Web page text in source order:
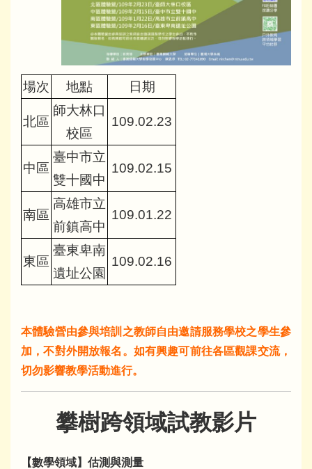
場次 地點 日期
北區
師大林口
校區
109.02.23
中區
臺中市立
雙十國中
109.02.15
南區
高雄市立
前鎮高中
109.01.22
東區
臺東卑南
遺址公園
109.02.16
本體驗營由參與培訓之教師自由邀請服務學校之學生參
加，不對外開放報名。如有興趣可前往各區觀課交流，
切勿影響教學活動進行。
攀樹跨領域試教影片
【數學領域】估測與測量